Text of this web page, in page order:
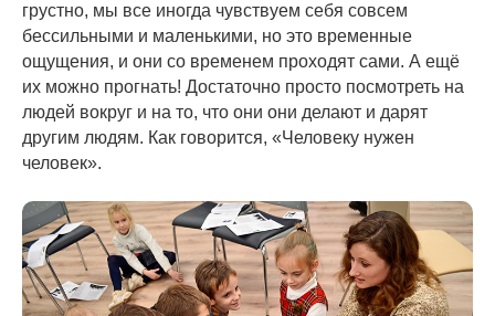
грустно, мы все иногда чувствуем себя совсем
бессильными и маленькими, но это временные
ощущения, и они со временем проходят сами. А ещё
их можно прогнать! Достаточно просто посмотреть на
людей вокруг и на то, что они они делают и дарят
другим людям. Как говорится, «Человеку нужен
человек».